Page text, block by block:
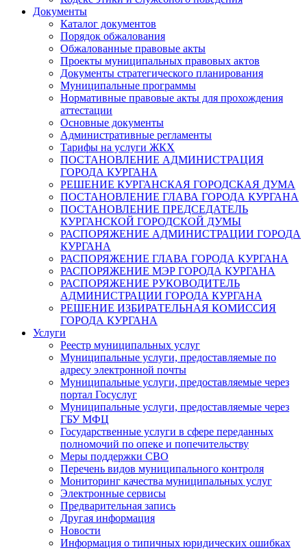
Документы
Каталог документов
Порядок обжалования
Обжалованные правовые акты
Проекты муниципальных правовых актов
Документы стратегического планирования
Муниципальные программы
Нормативные правовые акты для прохождения
аттестации
Основные документы
Административные регламенты
Тарифы на услуги ЖКХ
ПОСТАНОВЛЕНИЕ АДМИНИСТРАЦИЯ
ГОРОДА КУРГАНА
РЕШЕНИЕ КУРГАНСКАЯ ГОРОДСКАЯ ДУМА
ПОСТАНОВЛЕНИЕ ГЛАВА ГОРОДА КУРГАНА
ПОСТАНОВЛЕНИЕ ПРЕДСЕДАТЕЛЬ
КУРГАНСКОЙ ГОРОДСКОЙ ДУМЫ
РАСПОРЯЖЕНИЕ АДМИНИСТРАЦИИ ГОРОДА
КУРГАНА
РАСПОРЯЖЕНИЕ ГЛАВА ГОРОДА КУРГАНА
РАСПОРЯЖЕНИЕ МЭР ГОРОДА КУРГАНА
РАСПОРЯЖЕНИЕ РУКОВОДИТЕЛЬ
АДМИНИСТРАЦИИ ГОРОДА КУРГАНА
РЕШЕНИЕ ИЗБИРАТЕЛЬНАЯ КОМИССИЯ
ГОРОДА КУРГАНА
Услуги
Реестр муниципальных услуг
Муниципальные услуги, предоставляемые по
адресу электронной почты
Муниципальные услуги, предоставляемые через
портал Госуслуг
Муниципальные услуги, предоставляемые через
ГБУ МФЦ
Государственные услуги в сфере переданных
полномочий по опеке и попечительству
Меры поддержки СВО
Перечень видов муниципального контроля
Мониторинг качества муниципальных услуг
Электронные сервисы
Предварительная запись
Другая информация
Новости
Информация о типичных юридических ошибках